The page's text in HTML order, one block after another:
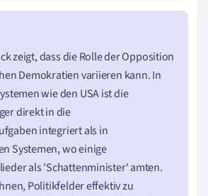
zeigt, dass die Rolle der Opposition
Demokratien variieren kann. In
wie den USA ist die
direkt in die
integriert als in
Systemen, wo einige
als 'Schattenminister' amten.
Politikfelder effektiv zu